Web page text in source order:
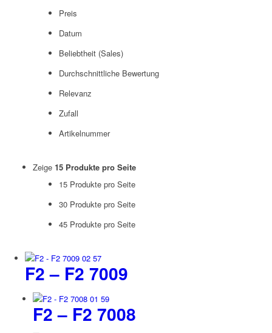
Preis
Datum
Beliebtheit (Sales)
Durchschnittliche Bewertung
Relevanz
Zufall
Artikelnummer
Zeige 15 Produkte pro Seite
15 Produkte pro Seite
30 Produkte pro Seite
45 Produkte pro Seite
F2 – F2 7009
F2 – F2 7008